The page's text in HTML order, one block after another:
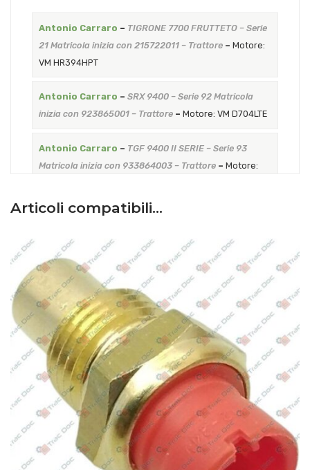
Antonio Carraro – TIGRONE 7700 FRUTTETO – Serie
21 Matricola inizia con 215722011 – Trattore– Motore:
VM HR394HPT
Antonio Carraro – SRX 9400 – Serie 92 Matricola
inizia con 923865001 – Trattore– Motore: VM D704LTE
Antonio Carraro – TGF 9400 II SERIE – Serie 93
Matricola inizia con 933864003 – Trattore– Motore:
Antonio Carraro
solo per spia controllo
Antonio Carraro–TGF 10400 INTERCOOLER – Serie
93 Matricola inizia con 934964000 – Trattore
–Motore:
VM D754IE3 solo per spia controllo
Antonio Carraro
TGF 9400 – Serie 93 Matricola
inizia con 933864001 – Trattore–Motore: VM D704LTE
solo per spia controllo
Antonio Carraro–
TGF 9400 II SERIE – Serie 93
Matricola inizia con 933864002 – Trattore–Motore:
VM D704TE2 solo per spia controllo
Articoli compatibili…